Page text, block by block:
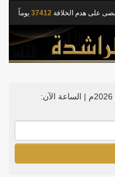
على هدم الخلافة 37412 يوماً
الساعة الآن: